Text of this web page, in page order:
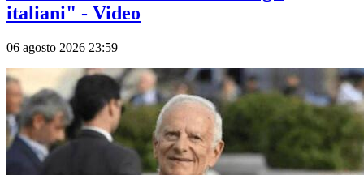
italiani" - Video
06 agosto 2026 23:59